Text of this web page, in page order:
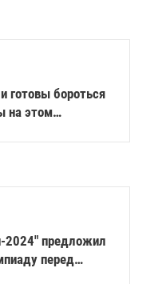
готовы бороться
на этом
2024" предложил
перед